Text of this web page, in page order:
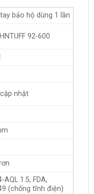
bảo hộ dùng 1 lần
92-600
nhật
AQL 1.5, FDA,
(chống tĩnh điện)